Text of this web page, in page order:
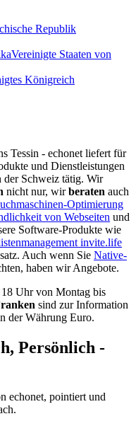
Republik
Vereinigte Staaten von
Königreich
Tessin - echonet liefert für
und Dienstleistungen
der Schweiz tätig. Wir
nicht nur, wirberaten auch
Optimierung
von Webseiten und
Software-Produkte wie
invite.life
Auch wenn Sie Native-
haben wir Angebote.
Uhr von Montag bis
sind zur Information
der Währung Euro.
Persönlich -
echonet, pointiert und